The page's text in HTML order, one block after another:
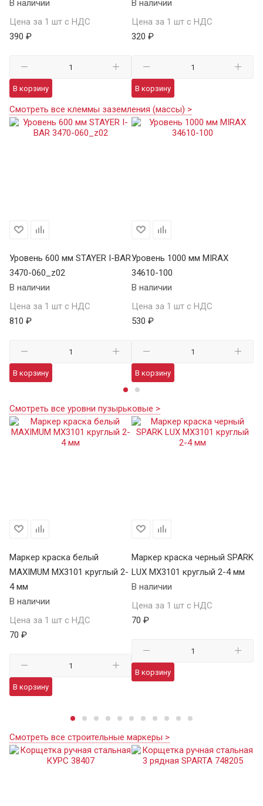
В наличии
Цена за 1 шт с НДС
390 ₽
В корзину
В наличии
Цена за 1 шт с НДС
320 ₽
В корзину
Смотреть все клеммы заземления (массы) >
Уровень 600 мм STAYER I-BAR
3470-060_z02
В наличии
Цена за 1 шт с НДС
810 ₽
В корзину
Уровень 1000 мм MIRAX
34610-100
В наличии
Цена за 1 шт с НДС
530 ₽
В корзину
Смотреть все уровни пузырьковые >
Маркер краска белый
MAXIMUM MX3101 круглый 2-
4 мм
В наличии
Цена за 1 шт с НДС
70 ₽
В корзину
Маркер краска черный SPARK
LUX MX3101 круглый 2-4 мм
В наличии
Цена за 1 шт с НДС
70 ₽
В корзину
Смотреть все строительные маркеры >